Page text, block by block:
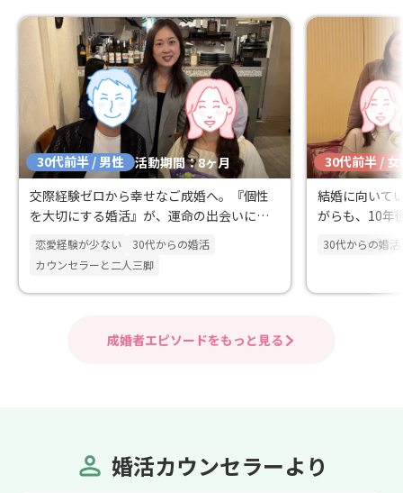
30代前半 / 男性 活動期間：8ヶ月
交際経験ゼロから幸せなご成婚へ。『個性
を大切にする婚活』が、運命の出会いにつ
ながりました。
恋愛経験が少ない
30代からの婚活
カウンセラーと二人三脚
30代前半 / 女
結婚に向いて
がらも、10年
決意！
30代からの婚活
成婚者エピソードをもっと見る
婚活カウンセラーより